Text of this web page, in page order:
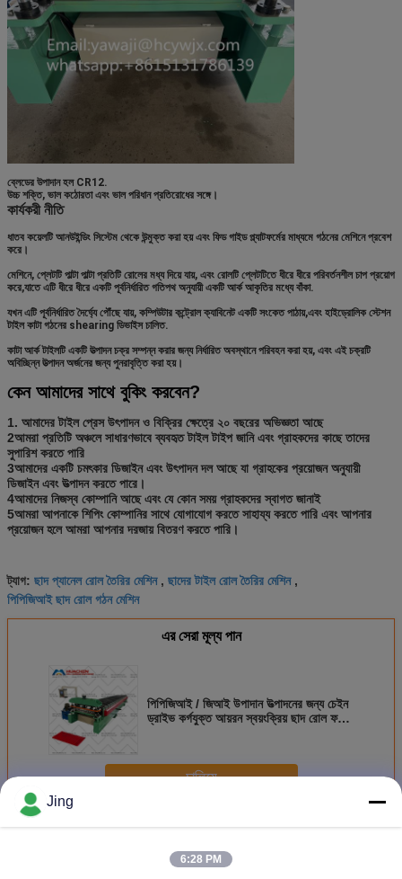
ব্লেডের উপাদান হল CR12.
উচ্চ শক্তি, ভাল কঠোরতা এবং ভাল পরিধান প্রতিরোধের সঙ্গে।
কার্যকরী নীতি
ধাতব কয়েলটি আনউইন্ডিং সিস্টেম থেকে উন্মুক্ত করা হয় এবং ফিড গাইড প্ল্যাটফর্মের মাধ্যমে গঠনের মেশিনে প্রবেশ
করে।
মেশিনে, প্লেটটি পাল্টা পাল্টা প্রতিটি রোলের মধ্য দিয়ে যায়, এবং রোলটি প্লেটটিতে ধীরে ধীরে পরিবর্তনশীল চাপ প্রয়োগ
করে,যাতে এটি ধীরে ধীরে একটি পূর্বনির্ধারিত গতিপথ অনুযায়ী একটি আর্ক আকৃতির মধ্যে বাঁকা.
যখন এটি পূর্বনির্ধারিত দৈর্ঘ্যে পৌঁছে যায়, কম্পিউটার কন্ট্রোল ক্যাবিনেট একটি সংকেত পাঠায়,এবং হাইড্রোলিক স্টেশন
টাইল কাটা গঠনের shearing ডিভাইস চালিত.
কাটা আর্ক টাইলটি একটি উত্পাদন চক্র সম্পন্ন করার জন্য নির্ধারিত অবস্থানে পরিবহন করা হয়, এবং এই চক্রটি
অবিচ্ছিন্ন উত্পাদন অর্জনের জন্য পুনরাবৃত্তি করা হয়।
কেন আমাদের সাথে বুকিং করবেন?
1. আমাদের টাইল প্রেস উৎপাদন ও বিক্রির ক্ষেত্রে ২০ বছরের অভিজ্ঞতা আছে
2আমরা প্রতিটি অঞ্চলে সাধারণভাবে ব্যবহৃত টাইল টাইপ জানি এবং গ্রাহকদের কাছে তাদের
সুপারিশ করতে পারি
3আমাদের একটি চমৎকার ডিজাইন এবং উৎপাদন দল আছে যা গ্রাহকের প্রয়োজন অনুযায়ী
ডিজাইন এবং উত্পাদন করতে পারে।
4আমাদের নিজস্ব কোম্পানি আছে এবং যে কোন সময় গ্রাহকদের স্বাগত জানাই
5আমরা আপনাকে শিপিং কোম্পানির সাথে যোগাযোগ করতে সাহায্য করতে পারি এবং আপনার
প্রয়োজন হলে আমরা আপনার দরজায় বিতরণ করতে পারি।
ট্যাগ: ছাদ প্যানেল রোল তৈরির মেশিন, ছাদের টাইল রোল তৈরির মেশিন,
পিপিজিআই ছাদ রোল গঠন মেশিন
এর সেরা মূল্য পান
পিপিজিআই / জিআই উপাদান উত্পাদনের জন্য চেইন
ড্রাইভ কর্গযুক্ত আয়রন স্বয়ংক্রিয় ছাদ রোল ফর্মিং
চালিয়ে
অধিকঢেউতোলা রোল ফর্মিং মেশিন
Jing
6:28 PM